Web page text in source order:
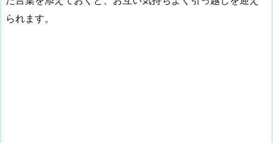
られます。